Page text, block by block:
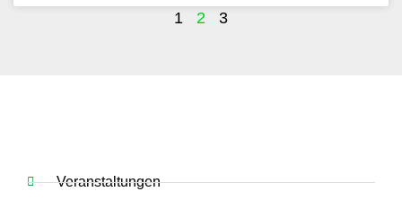
1 2 3
Veranstaltungen